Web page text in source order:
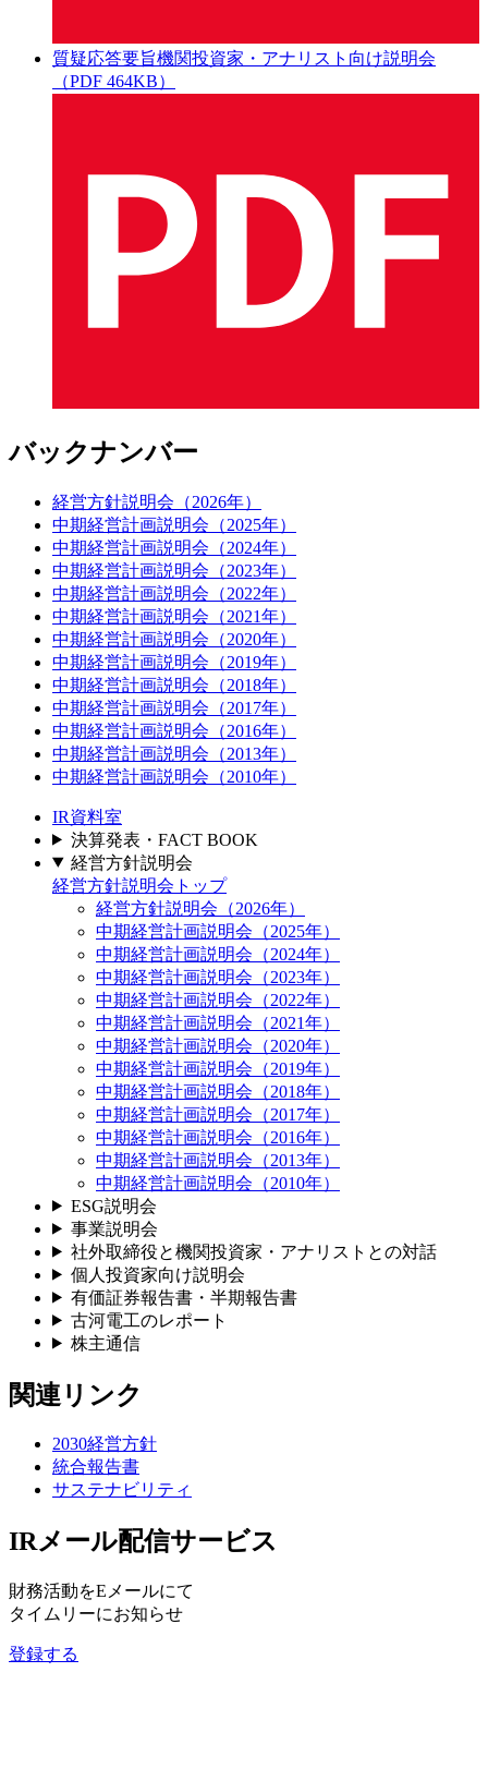
質疑応答要旨機関投資家・アナリスト向け説明会
（PDF 464KB）
バックナンバー
経営方針説明会（2026年）
中期経営計画説明会（2025年）
中期経営計画説明会（2024年）
中期経営計画説明会（2023年）
中期経営計画説明会（2022年）
中期経営計画説明会（2021年）
中期経営計画説明会（2020年）
中期経営計画説明会（2019年）
中期経営計画説明会（2018年）
中期経営計画説明会（2017年）
中期経営計画説明会（2016年）
中期経営計画説明会（2013年）
中期経営計画説明会（2010年）
IR資料室
決算発表・FACT BOOK
経営方針説明会
経営方針説明会トップ
経営方針説明会（2026年）
中期経営計画説明会（2025年）
中期経営計画説明会（2024年）
中期経営計画説明会（2023年）
中期経営計画説明会（2022年）
中期経営計画説明会（2021年）
中期経営計画説明会（2020年）
中期経営計画説明会（2019年）
中期経営計画説明会（2018年）
中期経営計画説明会（2017年）
中期経営計画説明会（2016年）
中期経営計画説明会（2013年）
中期経営計画説明会（2010年）
ESG説明会
事業説明会
社外取締役と機関投資家・アナリストとの対話
個人投資家向け説明会
有価証券報告書・半期報告書
古河電工のレポート
株主通信
関連リンク
2030経営方針
統合報告書
サステナビリティ
IRメール配信サービス
財務活動をEメールにて
タイムリーにお知らせ
登録する